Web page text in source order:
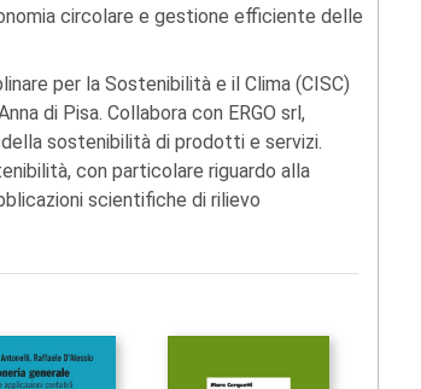
circolare e gestione efficiente delle
per la Sostenibilità e il Clima (CISC)
di Pisa. Collabora con ERGO srl,
sostenibilità di prodotti e servizi.
con particolare riguardo alla
scientifiche di rilievo